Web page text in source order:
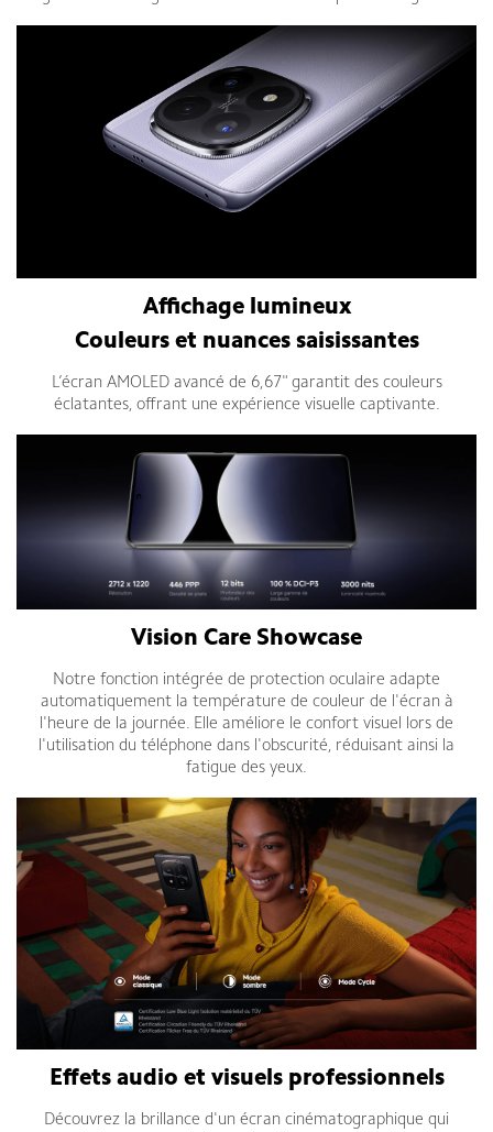
Affichage lumineux
Couleurs et nuances saisissantes
L’écran AMOLED avancé de 6,67" garantit des couleurs
éclatantes, offrant une expérience visuelle captivante.
Vision Care Showcase
Notre fonction intégrée de protection oculaire adapte
automatiquement la température de couleur de l'écran à
l'heure de la journée. Elle améliore le confort visuel lors de
l'utilisation du téléphone dans l'obscurité, réduisant ainsi la
fatigue des yeux.
Effets audio et visuels professionnels
Découvrez la brillance d'un écran cinématographique qui